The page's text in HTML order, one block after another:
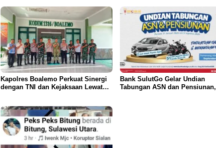
Kapolres Boalemo Perkuat Sinergi
dengan TNI dan Kejaksaan Lewat
Bank SulutGo Gelar Undian
Tabungan ASN dan Pensiunan,